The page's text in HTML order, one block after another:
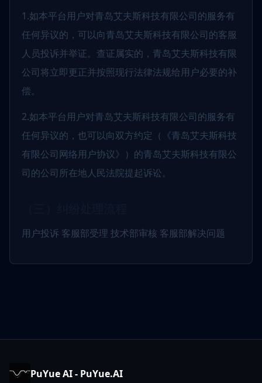
1.如本平台用户对青岛艾夫斯科技有限公司的服务有
任何异议的，可以向青岛艾夫斯科技有限公司的客服
人员投诉并举证。查证属实的，青岛艾夫斯科技有限
公司将立即更正并按照现行法律法规给用户必要的补
偿。
2.如本平台用户对青岛艾夫斯科技有限公司的服务有
任何异议的，也可以向双方约定（《青岛艾夫斯科技
有限公司网络用户协议》）的青岛艾夫斯科技有限公
司的公司所在地人民法院提起诉讼。
用户投诉 客服部受理 技术部审核 客服部解决问题
PuYue AI - PuYue.AI